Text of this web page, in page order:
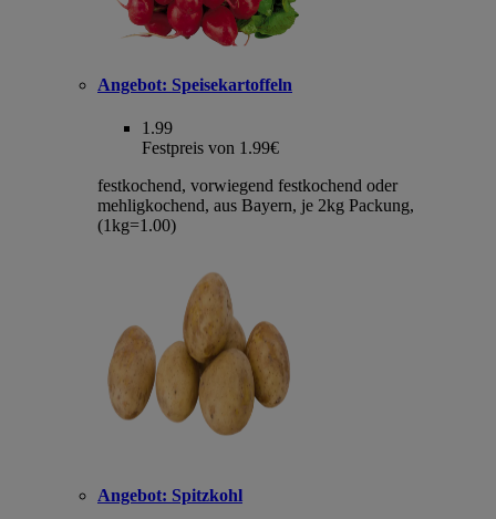
Angebot: Speisekartoffeln
1.99
Festpreis von 1.99€
festkochend, vorwiegend festkochend oder
mehligkochend, aus Bayern, je 2kg Packung,
(1kg=1.00)
Angebot: Spitzkohl